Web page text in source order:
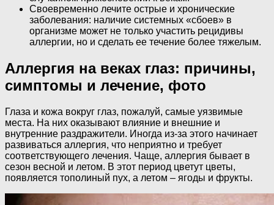
Своевременно лечите острые и хронические
заболевания: наличие системных «сбоев» в
организме может не только участить рецидивы
аллергии, но и сделать ее течение более тяжелым.
Аллергия на веках глаз: причины,
симптомы и лечение, фото
Глаза и кожа вокруг глаз, пожалуй, самые уязвимые
места. На них оказывают влияние и внешние и
внутренние раздражители. Иногда из-за этого начинает
развиваться аллергия, что неприятно и требует
соответствующего лечения. Чаще, аллергия бывает в
сезон весной и летом. В этот период цветут цветы,
появляется тополиный пух, а летом – ягоды и фрукты.